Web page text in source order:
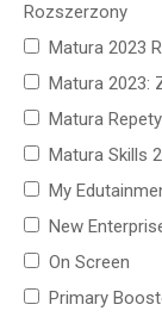
Rozszerzony
Matura 2023
Matura 2023:
Matura
Matura Skills
My
New
On Screen
Primary